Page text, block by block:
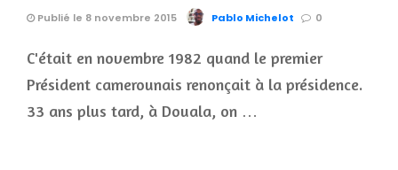
Publié le 8 novembre 2015 Pablo Michelot 0
C'était en novembre 1982 quand le premier
Président camerounais renonçait à la présidence.
33 ans plus tard, à Douala, on …